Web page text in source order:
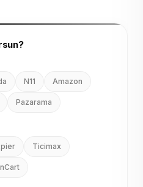
N11 Amazon
Pazarama
Ticimax